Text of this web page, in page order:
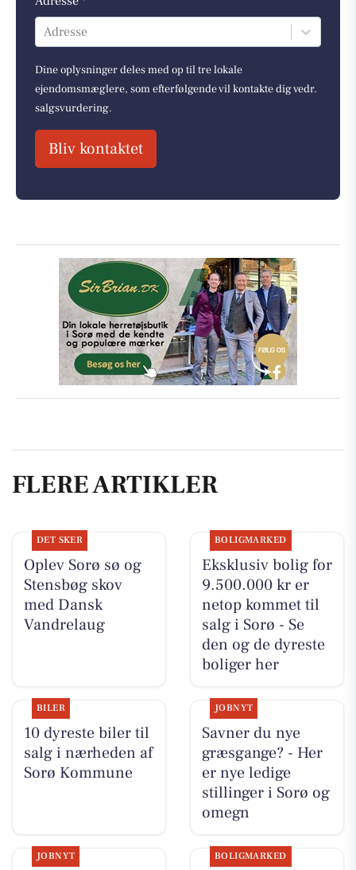
Adresse
Dine oplysninger deles med op til tre lokale
ejendomsmæglere, som efterfølgende vil kontakte dig vedr.
salgsvurdering.
Bliv kontaktet
FLERE ARTIKLER
DET SKER
Oplev Sorø sø og
Stensbøg skov
med Dansk
Vandrelaug
BOLIGMARKED
Eksklusiv bolig for
9.500.000 kr er
netop kommet til
salg i Sorø - Se
den og de dyreste
boliger her
BILER
10 dyreste biler til
salg i nærheden af
Sorø Kommune
JOBNYT
Savner du nye
græsgange? - Her
er nye ledige
stillinger i Sorø og
omegn
JOBNYT BOLIGMARKED